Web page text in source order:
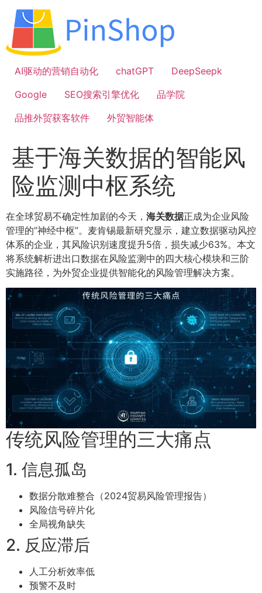
容
AI驱动的营销自动化
chatGPT
DeepSeepk
Google
SEO搜索引擎优化
品学院
品推外贸获客软件
外贸智能体
基于海关数据的智能风
险监测中枢系统
在全球贸易不确定性加剧的今天， 海关数据正成为企业风险
管理的”神经中枢”。麦肯锡最新研究显示，建立数据驱动风控
体系的企业，其风险识别速度提升5倍，损失减少63%。本文
将系统解析进出口数据在风险监测中的四大核心模块和三阶
实施路径，为外贸企业提供智能化的风险管理解决方案。
传统风险管理的三大痛点
1. 信息孤岛
数据分散难整合（2024贸易风险管理报告）
风险信号碎片化
全局视角缺失
2. 反应滞后
人工分析效率低
预警不及时